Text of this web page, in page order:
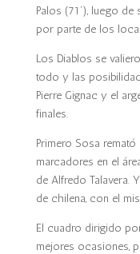
Palos (71’), luego
por parte de los
Los Diablos se
todo y las
Pierre Gignac y el
finales.
Primero Sosa
marcadores en el
de Alfredo Talavera.
de chilena, con el
El cuadro dirigido
mejores ocasiones,